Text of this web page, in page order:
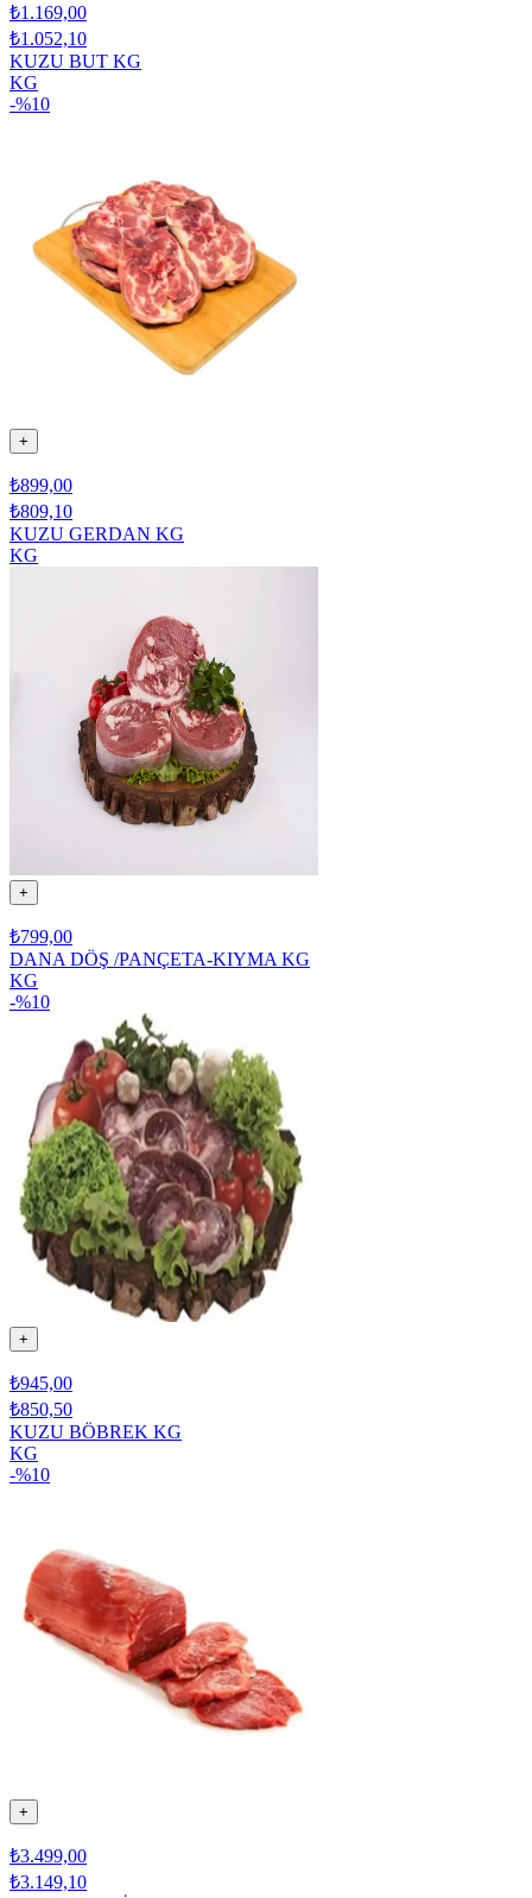
₺1.169,00
₺1.052,10
KUZU BUT KG
KG
-%10
+
₺899,00
₺809,10
KUZU GERDAN KG
KG
+
₺799,00
DANA DÖŞ /PANÇETA-KIYMA KG
KG
-%10
+
₺945,00
₺850,50
KUZU BÖBREK KG
KG
-%10
+
₺3.499,00
₺3.149,10